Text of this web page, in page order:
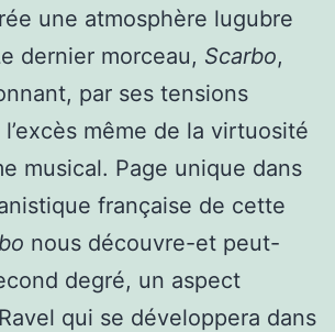
une atmosphère lugubre
dernier morceau, Scarbo,
par ses tensions
même de la virtuosité
musical. Page unique dans
française de cette
nous découvre-et peut-
degré, un aspect
qui se développera dans